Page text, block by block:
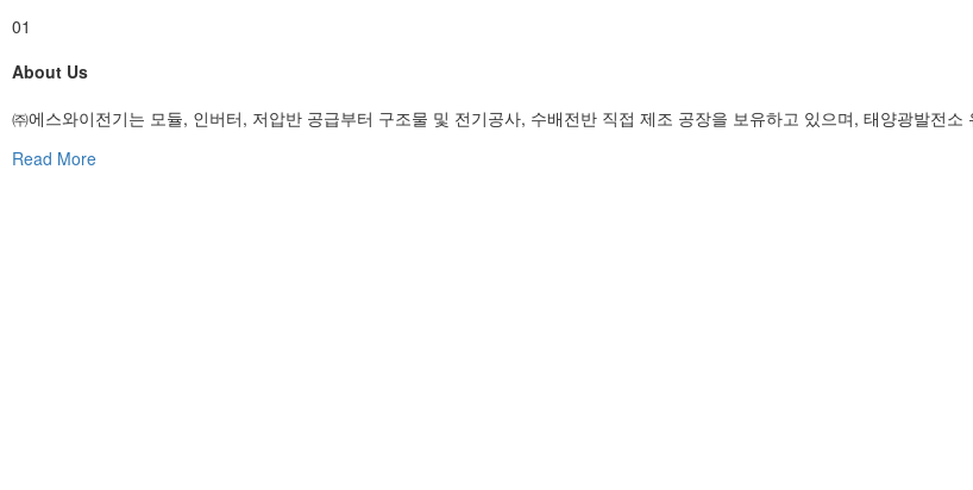
01
About Us
㈜에스와이전기는 모듈, 인버터, 저압반 공급부터 구조물 및 전기공사, 수배전반 직접 제조 공장을 보유하고 있으며, 태양광발전
Read More